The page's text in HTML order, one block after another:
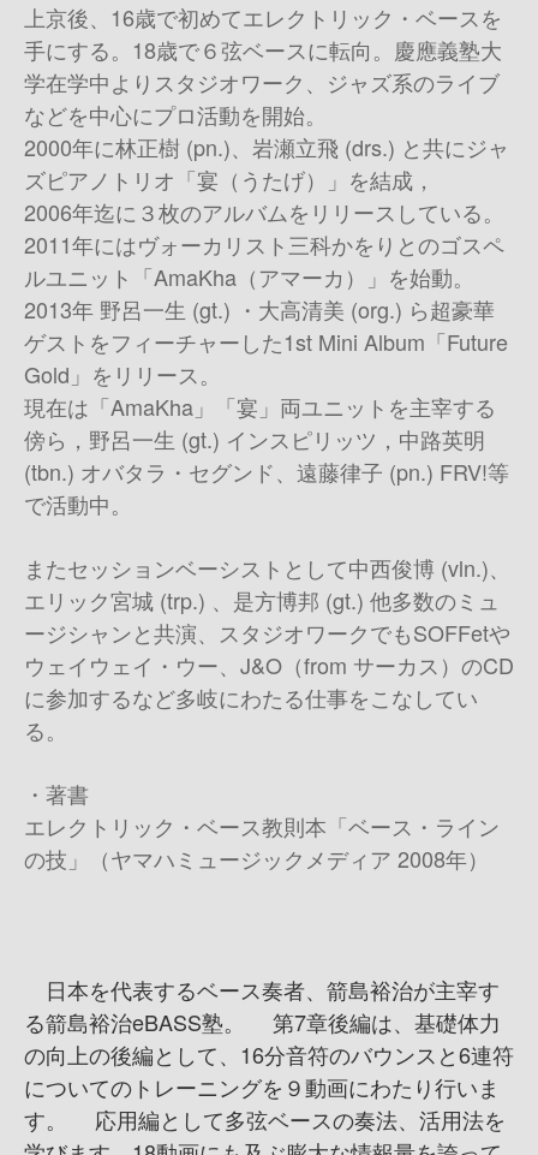
上京後、16歳で初めてエレクトリック・ベースを
手にする。18歳で６弦ベースに転向。慶應義塾大
学在学中よりスタジオワーク、ジャズ系のライブ
などを中心にプロ活動を開始。
2000年に林正樹 (pn.)、岩瀬立飛 (drs.) と共にジャ
ズピアノトリオ「宴（うたげ）」を結成，
2006年迄に３枚のアルバムをリリースしている。
2011年にはヴォーカリスト三科かをりとのゴスペ
ルユニット「AmaKha（アマーカ）」を始動。
2013年 野呂一生 (gt.) ・大高清美 (org.) ら超豪華
ゲストをフィーチャーした1st Mini Album「Future
Gold」をリリース。
現在は「AmaKha」「宴」両ユニットを主宰する
傍ら，野呂一生 (gt.) インスピリッツ，中路英明
(tbn.) オバタラ・セグンド、遠藤律子 (pn.) FRV!等
で活動中。
またセッションベーシストとして中西俊博 (vln.)、
エリック宮城 (trp.) 、是方博邦 (gt.) 他多数のミュ
ージシャンと共演、スタジオワークでもSOFFetや
ウェイウェイ・ウー、J&O（from サーカス）のCD
に参加するなど多岐にわたる仕事をこなしてい
る。
・著書
エレクトリック・ベース教則本「ベース・ライン
の技」（ヤマハミュージックメディア 2008年）
日本を代表するベース奏者、箭島裕治が主宰す
る箭島裕治eBASS塾。 第7章後編は、基礎体力
の向上の後編として、16分音符のバウンスと6連符
についてのトレーニングを９動画にわたり行いま
す。 応用編として多弦ベースの奏法、活用法を